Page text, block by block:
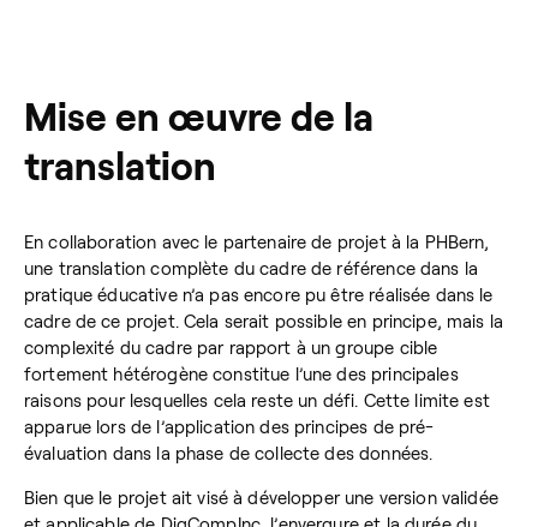
Mise en œuvre de la
translation
En collaboration avec le partenaire de projet à la PHBern,
une translation complète du cadre de référence dans la
pratique éducative n’a pas encore pu être réalisée dans le
cadre de ce projet. Cela serait possible en principe, mais la
complexité du cadre par rapport à un groupe cible
fortement hétérogène constitue l’une des principales
raisons pour lesquelles cela reste un défi. Cette limite est
apparue lors de l’application des principes de pré-
évaluation dans la phase de collecte des données.
Bien que le projet ait visé à développer une version validée